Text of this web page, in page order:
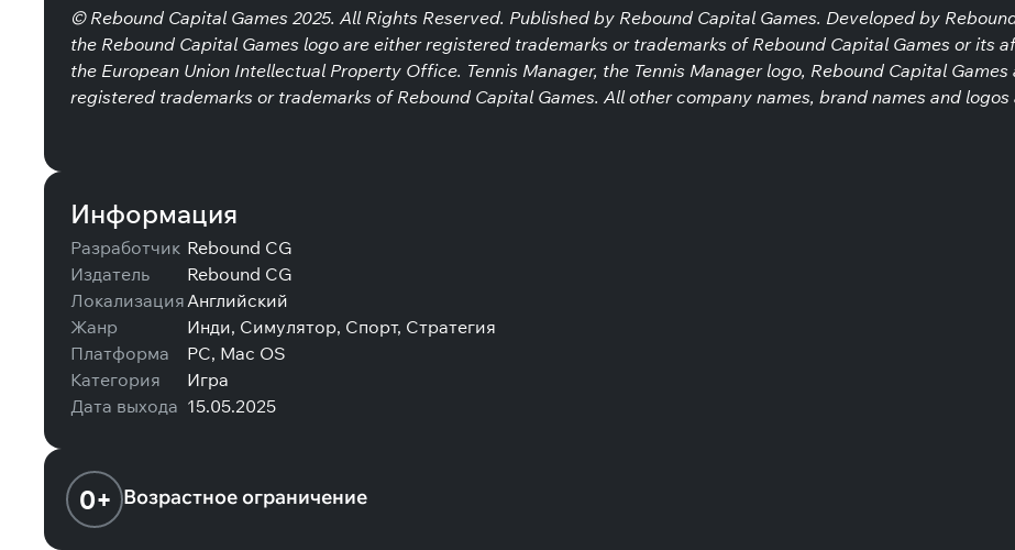
© Rebound Capital Games 2025. All Rights Reserved. Published by Rebound Capital Games. Developed by
the Rebound Capital Games logo are either registered trademarks or trademarks of Rebound Capital Games or its
the European Union Intellectual Property Office. Tennis Manager, the Tennis Manager logo, Rebound Capital
registered trademarks or trademarks of Rebound Capital Games. All other company names, brand names and
Информация
Разработчик Rebound CG
Издатель
Rebound CG
ЛокализацияАнглийский
Жанр
Инди, Симулятор, Спорт, Стратегия
Платформа
PC, Mac OS
Категория
Игра
Дата выхода 15.05.2025
0+ Возрастное ограничение